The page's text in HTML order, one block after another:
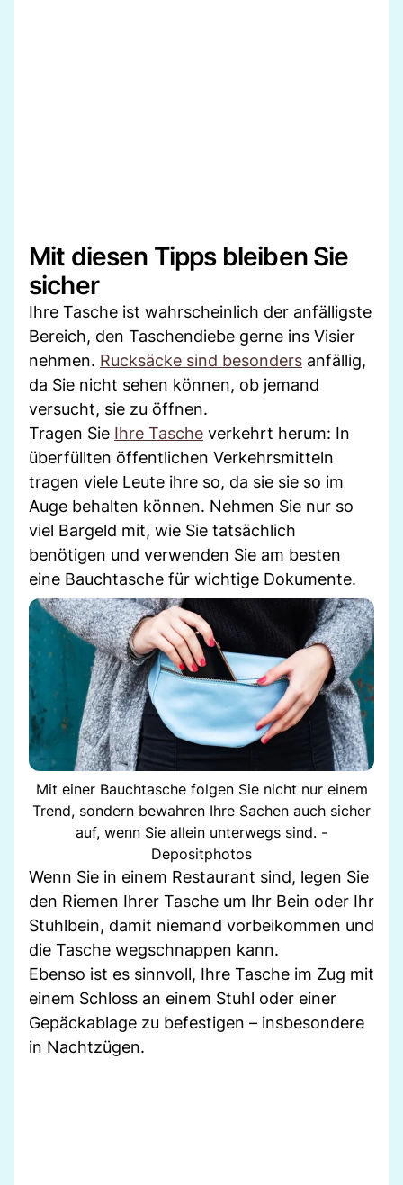
Mit diesen Tipps bleiben Sie
sicher
Ihre Tasche ist wahrscheinlich der anfälligste
Bereich, den Taschendiebe gerne ins Visier
nehmen. Rucksäcke sind besonders anfällig,
da Sie nicht sehen können, ob jemand
versucht, sie zu öffnen.
Tragen Sie Ihre Tasche verkehrt herum: In
überfüllten öffentlichen Verkehrsmitteln
tragen viele Leute ihre so, da sie sie so im
Auge behalten können. Nehmen Sie nur so
viel Bargeld mit, wie Sie tatsächlich
benötigen und verwenden Sie am besten
eine Bauchtasche für wichtige Dokumente.
Mit einer Bauchtasche folgen Sie nicht nur einem
Trend, sondern bewahren Ihre Sachen auch sicher
auf, wenn Sie allein unterwegs sind. -
Depositphotos
Wenn Sie in einem Restaurant sind, legen Sie
den Riemen Ihrer Tasche um Ihr Bein oder Ihr
Stuhlbein, damit niemand vorbeikommen und
die Tasche wegschnappen kann.
Ebenso ist es sinnvoll, Ihre Tasche im Zug mit
einem Schloss an einem Stuhl oder einer
Gepäckablage zu befestigen – insbesondere
in Nachtzügen.